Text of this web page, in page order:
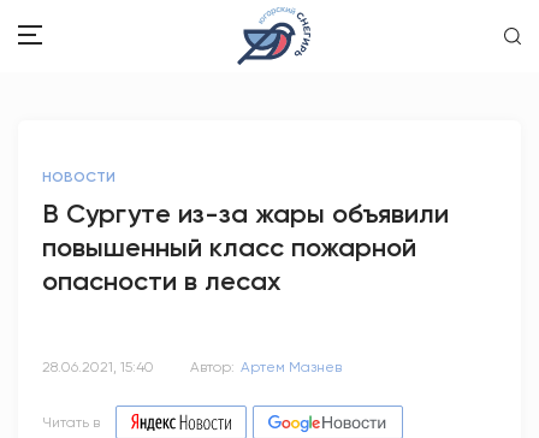
ОБРАЗОВАНИЕ
КУЛЬТУРА
СПОРТ
НОВОСТИ
В Сургуте из-за жары объявили
повышенный класс пожарной
опасности в лесах
28.06.2021, 15:40 Автор: Артем Мазнев
Читать в